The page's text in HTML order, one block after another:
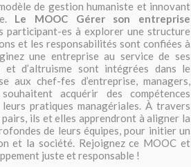
de gestion humaniste et innovant
Le MOOC Gérer son entreprise
participant-es à explorer une structure
et les responsabilités sont confiées à
une entreprise au service de ses
d’altruisme sont intégrées dans le
aux chef-fes d’entreprise, managers,
acquérir des compétences
pratiques managériales. À travers
ils et elles apprendront à aligner la
de leurs équipes, pour initier un
et la société. Rejoignez ce MOOC et
juste et responsable !